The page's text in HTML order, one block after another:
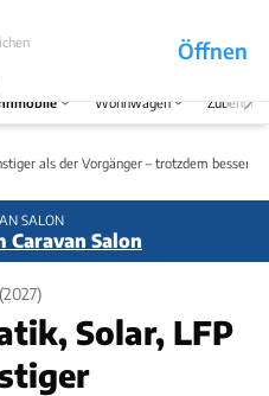
Öffnen
Abo
Menü
Wohnwagen Zubehör
als der Vorgänger – trotzdem besser
SALON
Caravan Salon
Solar, LFP